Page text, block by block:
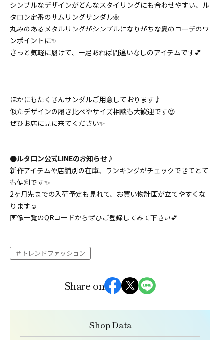
シンプルなデザインがどんなスタイリングにも合わせやすい、ル
タロン定番のサムリングサンダル🌼
丸みのあるメタルリングがシンプルになりがちな夏のコーデのワ
ンポイントに✨
さっと気軽に履けて、一足あれば間違いなしのアイテムです💕
ほかにもたくさんサンダルご用意しております♪
似たデザインの履き比べやサイズ相談も大歓迎です😍
ぜひお店に見に来てください✨
●ルタロン公式LINEのお知らせ♪
新作アイテムや店舗別の在庫、ランキングがチェックできてとて
も便利です✨
2ヶ月先までの入荷予定も見れて、お買い物計画が立てやすくな
ります☺️
画像一覧のQRコードからぜひご登録してみて下さい💕
トレンドファッション
Share on
Shop Data